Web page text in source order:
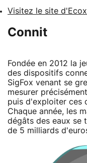
Visitez le site
Connit
Fondée en 2012 la
des dispositifs
SigFox venant se
mesurer
puis d'exploiter ces
Chaque année, les
dégâts des eaux se
de 5 milliards